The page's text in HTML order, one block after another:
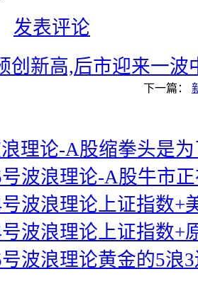
发表评论
创新高,后市迎来一波
下一篇：
理论-A股缩拳头是
波浪理论-A股牛市
波浪理论上证指数+
波浪理论上证指数+
波浪理论黄金的5浪